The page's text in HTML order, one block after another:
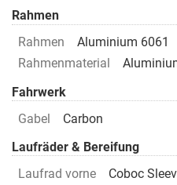
Rahmen
Rahmen
Aluminium 6061
Rahmenmaterial
Fahrwerk
Gabel
Carbon
Laufräder & Bereifung
Laufrad vorne
Coboc